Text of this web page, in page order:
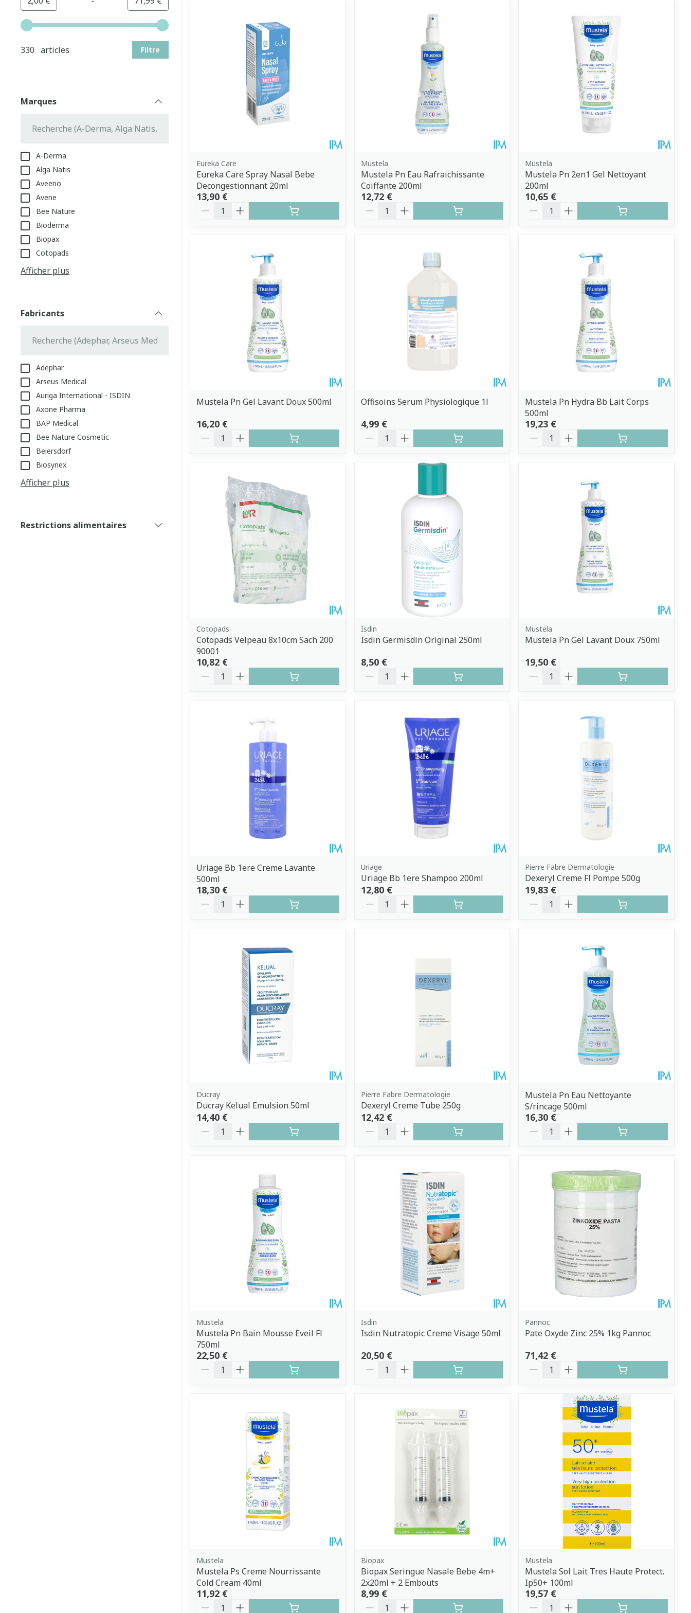
Utilisez les touches fléchées gauche et droite pour ajuster les valeurs minimales et maximales du prix.
330 articles
Filtre
Marques
A-Derma
Alga Natis
Aveeno
Avene
Bee Nature
Bioderma
Biopax
Cotopads
Afficher plus
Fabricants
Adephar
Arseus Medical
Auriga International - ISDIN
Axone Pharma
BAP Medical
Bee Nature Cosmetic
Beiersdorf
Biosynex
Afficher plus
Restrictions alimentaires
Eureka Care
Eureka Care Spray Nasal Bebe
Decongestionnant 20ml
13,90 €
Quantité
Mustela
Mustela Pn Eau Rafraichissante
Coiffante 200ml
12,72 €
Quantité
Mustela
Mustela Pn 2en1 Gel Nettoyant
200ml
10,65 €
Quantité
Mustela Pn Gel Lavant Doux 500ml
16,20 €
Quantité
Offisoins Serum Physiologique 1l
4,99 €
Quantité
Mustela Pn Hydra Bb Lait Corps
500ml
19,23 €
Quantité
Cotopads
Cotopads Velpeau 8x10cm Sach 200
90001
10,82 €
Quantité
Isdin
Isdin Germisdin Original 250ml
8,50 €
Quantité
Mustela
Mustela Pn Gel Lavant Doux 750ml
19,50 €
Quantité
Uriage Bb 1ere Creme Lavante
500ml
18,30 €
Quantité
Uriage
Uriage Bb 1ere Shampoo 200ml
12,80 €
Quantité
Pierre Fabre Dermatologie
Dexeryl Creme Fl Pompe 500g
19,83 €
Quantité
Ducray
Ducray Kelual Emulsion 50ml
14,40 €
Quantité
Pierre Fabre Dermatologie
Dexeryl Creme Tube 250g
12,42 €
Quantité
Mustela Pn Eau Nettoyante
S/rincage 500ml
16,30 €
Quantité
Mustela
Mustela Pn Bain Mousse Eveil Fl
750ml
22,50 €
Quantité
Isdin
Isdin Nutratopic Creme Visage 50ml
20,50 €
Quantité
Pannoc
Pate Oxyde Zinc 25% 1kg Pannoc
71,42 €
Quantité
Mustela
Mustela Ps Creme Nourrissante
Cold Cream 40ml
11,92 €
Quantité
Biopax
Biopax Seringue Nasale Bebe 4m+
2x20ml + 2 Embouts
8,99 €
Quantité
Mustela
Mustela Sol Lait Tres Haute Protect.
Ip50+ 100ml
19,57 €
Quantité